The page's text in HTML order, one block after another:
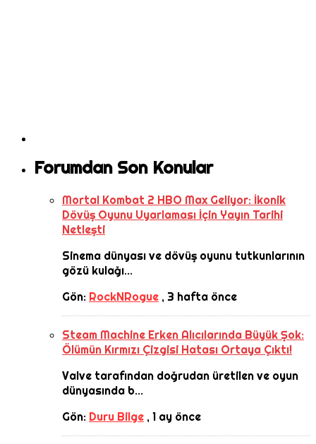
Forumdan Son Konular
Mortal Kombat 2 HBO Max Geliyor: İkonik
Dövüş Oyunu Uyarlaması İçin Yayın Tarihi
Netleşti
Sinema dünyası ve dövüş oyunu tutkunlarının
gözü kulağı...
Gön: RockNRogue , 3 hafta önce
Steam Machine Erken Alıcılarında Büyük Şok:
Ölümün Kırmızı Çizgisi Hatası Ortaya Çıktı!
Valve tarafından doğrudan üretilen ve oyun
dünyasında b...
Gön: Duru Bilge ,1 ay önce